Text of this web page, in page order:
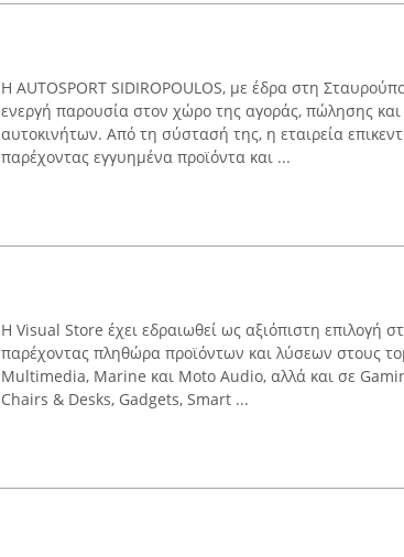
Η AUTOSPORT SIDIROPOULOS, με έδρα στη
ενεργή παρουσία στον χώρο της αγοράς, πώλησης
αυτοκινήτων. Από τη σύστασή της, η εταιρεία
παρέχοντας εγγυημένα προϊόντα και ...
Η Visual Store έχει εδραιωθεί ως αξιόπιστη επιλογή
παρέχοντας πληθώρα προϊόντων και λύσεων στους
Multimedia, Marine και Moto Audio, αλλά και σε
Chairs & Desks, Gadgets, Smart ...